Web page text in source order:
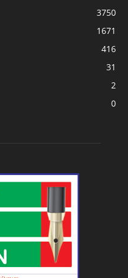
3750
1671
416
31
2
0